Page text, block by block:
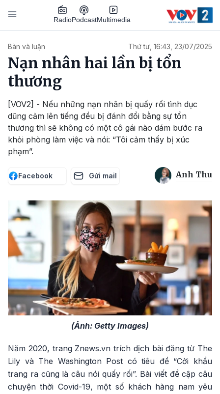
Nhảy đến nội dung
RadioPodcastMultimedia
Bàn và luận Thứ tư, 16:43, 23/07/2025
Nạn nhân hai lần bị tổn
thương
[VOV2] - Nếu những nạn nhân bị quấy rối tình dục
dũng cảm lên tiếng đều bị đánh đổi bằng sự tổn
thương thì sẽ không có một cô gái nào dám bước ra
khỏi phòng làm việc và nói: “Tôi cảm thấy bị xúc
phạm”.
Facebook Gửi mail Anh Thu
(Ảnh: Getty Images)
Năm 2020, trang Znews.vn trích dịch bài đăng từ The
Lily và The Washington Post có tiêu đề “Cởi khẩu
trang ra cũng là câu nói quấy rối”. Bài viết đề cập câu
chuyện thời Covid-19, một số khách hàng nam yêu